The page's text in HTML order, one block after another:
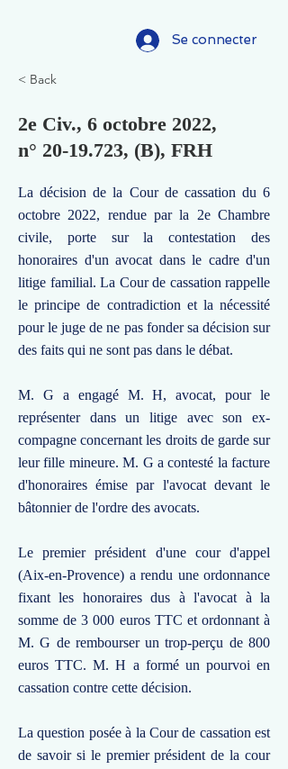
Se connecter
< Back
2e Civ., 6 octobre 2022,
n° 20-19.723, (B), FRH
La décision de la Cour de cassation du 6
octobre 2022, rendue par la 2e Chambre
civile, porte sur la contestation des
honoraires d'un avocat dans le cadre d'un
litige familial. La Cour de cassation rappelle
le principe de contradiction et la nécessité
pour le juge de ne pas fonder sa décision sur
des faits qui ne sont pas dans le débat.
M. G a engagé M. H, avocat, pour le
représenter dans un litige avec son ex-
compagne concernant les droits de garde sur
leur fille mineure. M. G a contesté la facture
d'honoraires émise par l'avocat devant le
bâtonnier de l'ordre des avocats.
Le premier président d'une cour d'appel
(Aix-en-Provence) a rendu une ordonnance
fixant les honoraires dus à l'avocat à la
somme de 3 000 euros TTC et ordonnant à
M. G de rembourser un trop-perçu de 800
euros TTC. M. H a formé un pourvoi en
cassation contre cette décision.
La question posée à la Cour de cassation est
de savoir si le premier président de la cour